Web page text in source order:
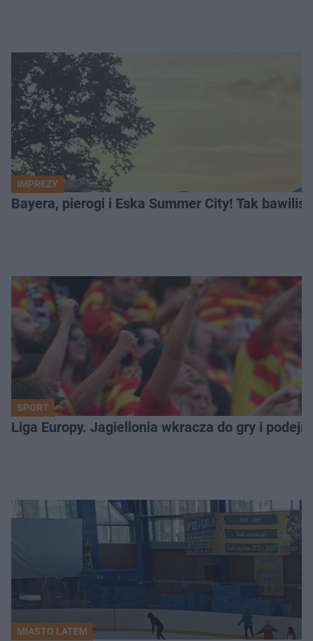
IMPREZY
Bayera, pierogi i Eska Summer City! Tak
SPORT
Liga Europy. Jagiellonia wkracza do gry i
MIASTO LATEM